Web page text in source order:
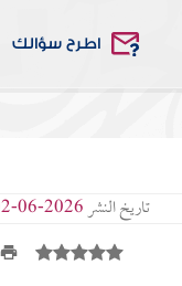
اطرح سؤالك
تاريخ النشر2026-06-02